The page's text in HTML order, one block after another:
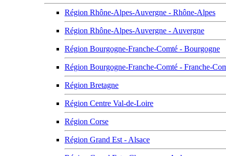
Région Rhône-Alpes-Auvergne - Rhône-Alpes
Région Rhône-Alpes-Auvergne - Auvergne
Région Bourgogne-Franche-Comté - Bourgogne
Région Bourgogne-Franche-Comté - Franche-
Région Bretagne
Région Centre Val-de-Loire
Région Corse
Région Grand Est - Alsace